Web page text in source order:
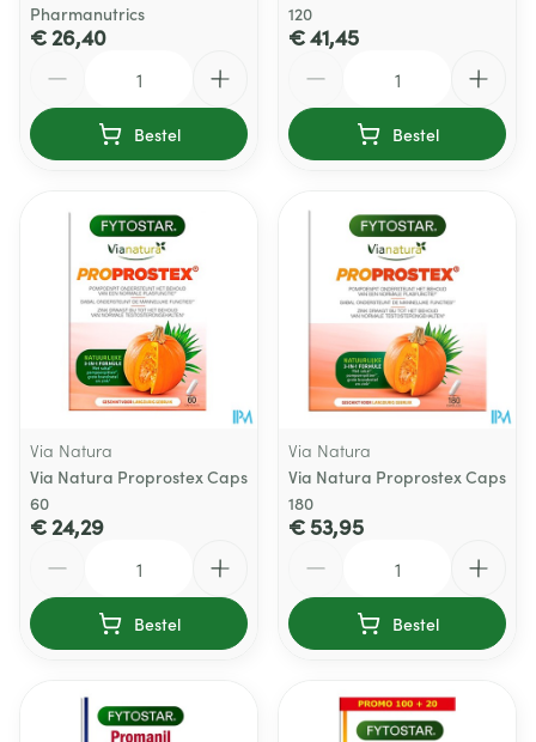
Pharmanutrics
€ 26,40
Bestel
120
€ 41,45
Bestel
Via Natura
Via Natura Proprostex Caps
60
€ 24,29
Bestel
Via Natura
Via Natura Proprostex Caps
180
€ 53,95
Bestel